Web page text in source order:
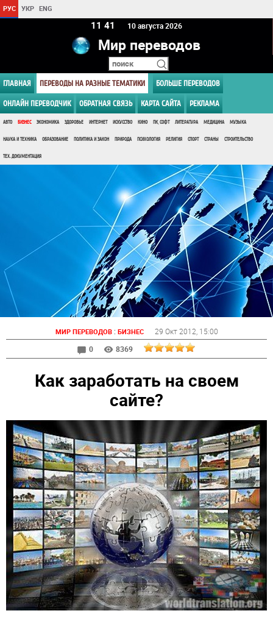
РУС УКР ENG
11 41 10 августа 2026
Мир переводов
ГЛАВНАЯ ПЕРЕВОДЫ НА РАЗНЫЕ ТЕМАТИКИ БОЛЬШЕ ПЕРЕВОДОВ
ОНЛАЙН ПЕРЕВОДЧИК ОБРАТНАЯ СВЯЗЬ КАРТА САЙТА РЕКЛАМА
АВТО БИЗНЕС ЭКОНОМИКА ЗДОРОВЬЕ ИНТЕРНЕТ ИСКУССТВО КИНО ПК, СОФТ ЛИТЕРАТУРА МЕДИЦИНА МУЗЫКА
НАУКА И ТЕХНИКА ОБРАЗОВАНИЕ ПОЛИТИКА И ЗАКОН ПРИРОДА ПСИХОЛОГИЯ РЕЛИГИЯ СПОРТ СТРАНЫ СТРОИТЕЛЬСТВО
ТЕХ. ДОКУМЕНТАЦИЯ
МИР ПЕРЕВОДОВ: БИЗНЕС 29 Окт 2012 , 15:00
0
8369
Как заработать на своем
сайте?